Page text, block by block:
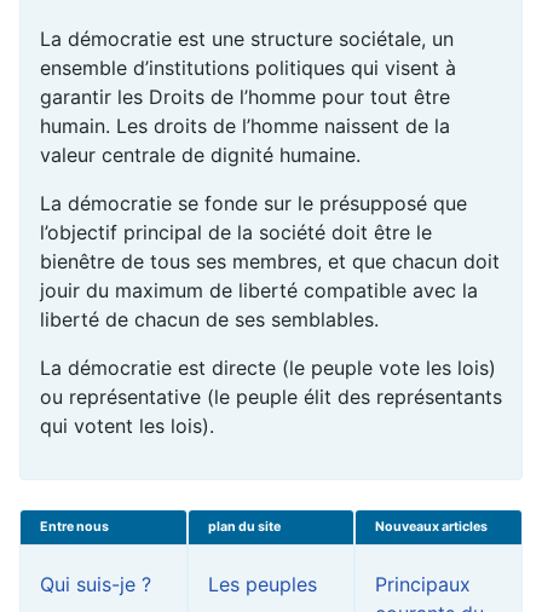
La démocratie est une structure sociétale, un
ensemble d’institutions politiques qui visent à
garantir les Droits de l’homme pour tout être
humain. Les droits de l’homme naissent de la
valeur centrale de dignité humaine.
La démocratie se fonde sur le présupposé que
l’objectif principal de la société doit être le
bienêtre de tous ses membres, et que chacun doit
jouir du maximum de liberté compatible avec la
liberté de chacun de ses semblables.
La démocratie est directe (le peuple vote les lois)
ou représentative (le peuple élit des représentants
qui votent les lois).
Entre nous
Qui suis-je ?
plan du site
Les peuples
Nouveaux articles
Principaux